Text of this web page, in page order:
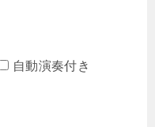
自動演奏付き